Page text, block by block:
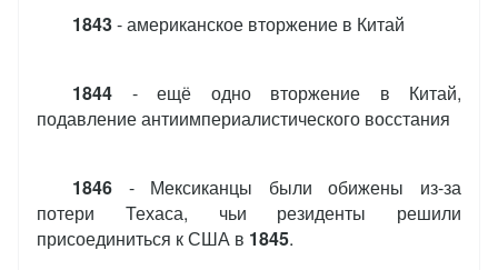
1843- американское вторжение в Китай
1844 - ещё одно вторжение в Китай,
подавление антиимпериалистического восстания
1846 - Мексиканцы были обижены из-за
потери Техаса, чьи резиденты решили
присоединиться к США в 1845.